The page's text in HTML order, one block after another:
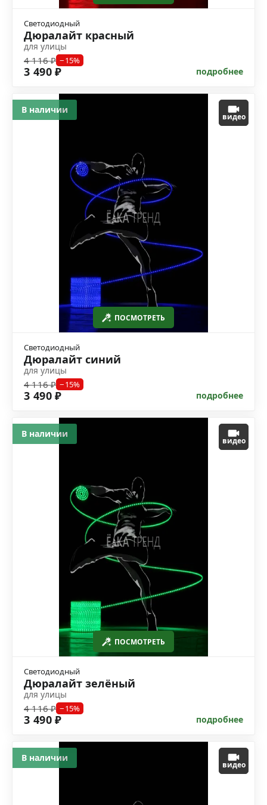
Светодиодный
Дюралайт красный
для улицы
4 116 ₽ −15%
3 490 ₽ подробнее
ПОСМОТРЕТЬ
видео
Светодиодный
Дюралайт синий
для улицы
4 116 ₽ −15%
3 490 ₽ подробнее
В наличии
ПОСМОТРЕТЬ
видео
Светодиодный
Дюралайт зелёный
для улицы
4 116 ₽ −15%
3 490 ₽ подробнее
В наличии
видео
В наличии